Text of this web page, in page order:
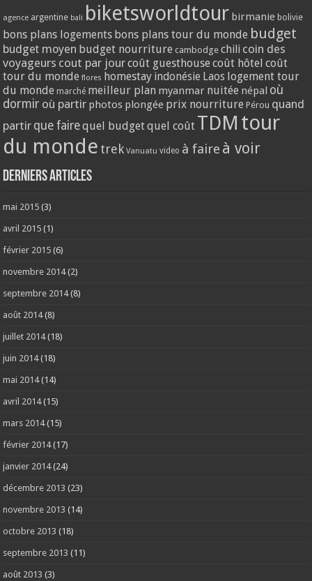
agence argentine bali biketsworldtour birmanie bolivie
bons plans logements bons plans tour du monde budget
budget moyen budget nourriture cambodge chili coin des
voyageurs cout par jourcoût guesthouse coût hôtel coût
tour du monde flores homestay indonésie Laos logement tour
du monde marché meilleur plan myanmar nuitée népal où
dormir où partir photos plongée prix nourriture Pérou quand
partir que fairequel budgetquel coût TDM tour
du monde trek Vanuatu video à faire à voir
Derniers articles
mai 2015 (3)
avril 2015 (1)
février 2015 (6)
novembre 2014(2)
septembre 2014(8)
août 2014(8)
juillet 2014(18)
juin 2014(18)
mai 2014(14)
avril 2014(15)
mars 2014(15)
février 2014(17)
janvier 2014(24)
décembre 2013 (23)
novembre 2013 (14)
octobre 2013 (18)
septembre 2013 (11)
août 2013 (3)